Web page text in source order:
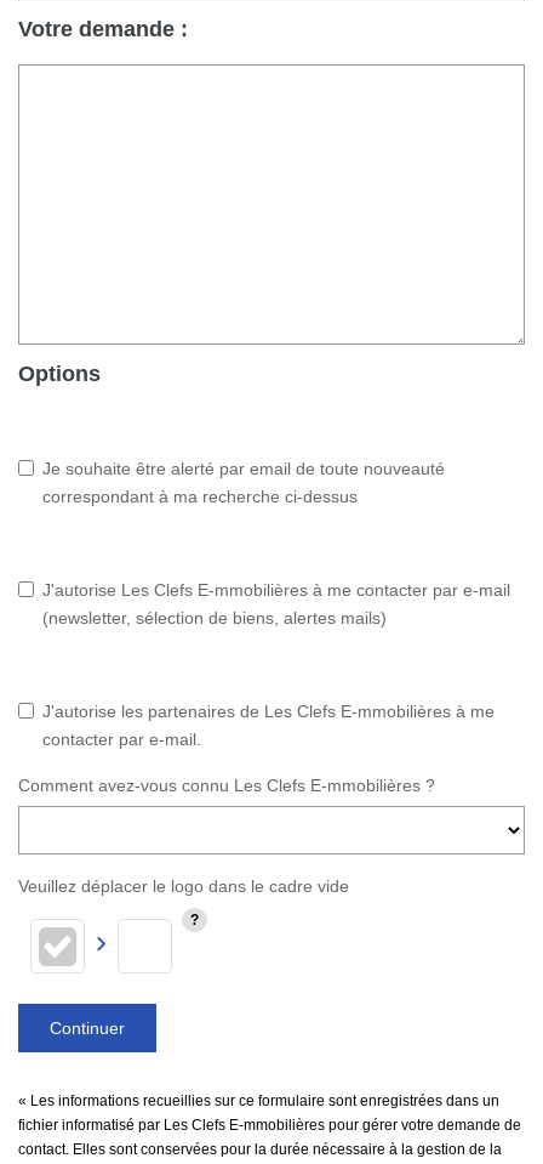
Votre demande :
Options
Je souhaite être alerté par email de toute nouveauté
correspondant à ma recherche ci-dessus
J'autorise Les Clefs E-mmobilières à me contacter par e-mail
(newsletter, sélection de biens, alertes mails)
J'autorise les partenaires de Les Clefs E-mmobilières à me
contacter par e-mail.
Comment avez-vous connu Les Clefs E-mmobilières ?
Veuillez déplacer le logo dans le cadre vide
Continuer
« Les informations recueillies sur ce formulaire sont enregistrées dans un
fichier informatisé par Les Clefs E-mmobilières pour gérer votre demande de
contact. Elles sont conservées pour la durée nécessaire à la gestion de la